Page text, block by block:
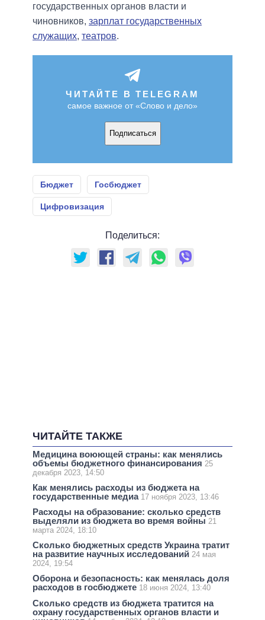
государственных органов власти и
чиновников, зарплат государственных
служащих, театров.
ЧИТАЙТЕ В TELEGRAM
самое важное от «Слово и дело»
Подписаться
Бюджет Госбюджет
Цифровизация
Поделиться:
ЧИТАЙТЕ ТАКЖЕ
Медицина воюющей страны: как менялись
объемы бюджетного финансирования 25
декабря 2023, 14:50
Как менялись расходы из бюджета на
государственные медиа 17 ноября 2023, 13:46
Расходы на образование: сколько средств
выделяли из бюджета во время войны 21
марта 2024, 18:10
Сколько бюджетных средств Украина тратит
на развитие научных исследований 24 мая
2024, 19:54
Оборона и безопасность: как менялась доля
расходов в госбюджете 18 июня 2024, 13:40
Сколько средств из бюджета тратится на
охрану государственных органов власти и